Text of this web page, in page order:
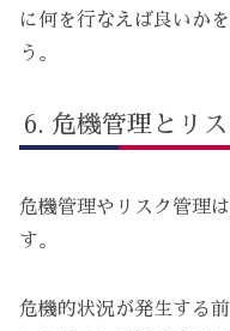
に何を行なえば良いか
う。
危機管理とリ
危機管理やリスク管理
す。
危機的状況が発生する